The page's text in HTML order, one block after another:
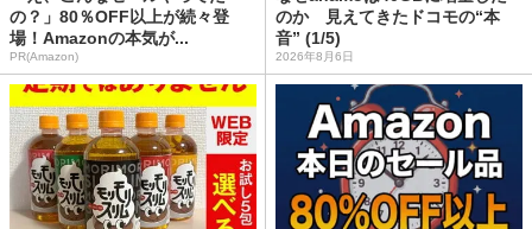
の？」80％OFF以上が続々登
場！Amazonの本気が...
PR(Amazon)
のか 見えてきたドコモの“本
音” (1/5)
2026年8月6日